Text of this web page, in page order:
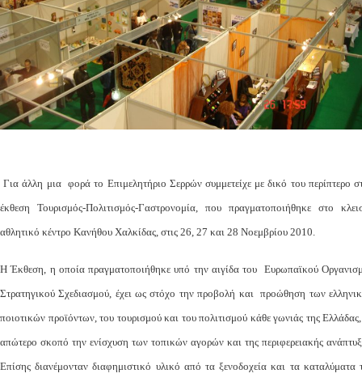
Για άλλη μια φορά το Επιμελητήριο Σερρών συμμετείχε με δικό του περίπτερο
έκθεση Τουρισμός-Πολιτισμός-Γαστρονομία, που πραγματοποιήθηκε στο
αθλητικό κέντρο Κανήθου Χαλκίδας, στις 26, 27 και 28 Νοεμβρίου 2010.
Η Έκθεση, η οποία πραγματοποιήθηκε υπό την αιγίδα του Ευρωπαϊκού
Στρατηγικού Σχεδιασμού, έχει ως στόχο την προβολή και προώθηση των
ποιοτικών προϊόντων, του τουρισμού και του πολιτισμού κάθε γωνιάς της
απώτερο σκοπό την ενίσχυση των τοπικών αγορών και της περιφερειακής
Επίσης διανέμονταν διαφημιστικό υλικό από τα ξενοδοχεία και τα καταλύματα